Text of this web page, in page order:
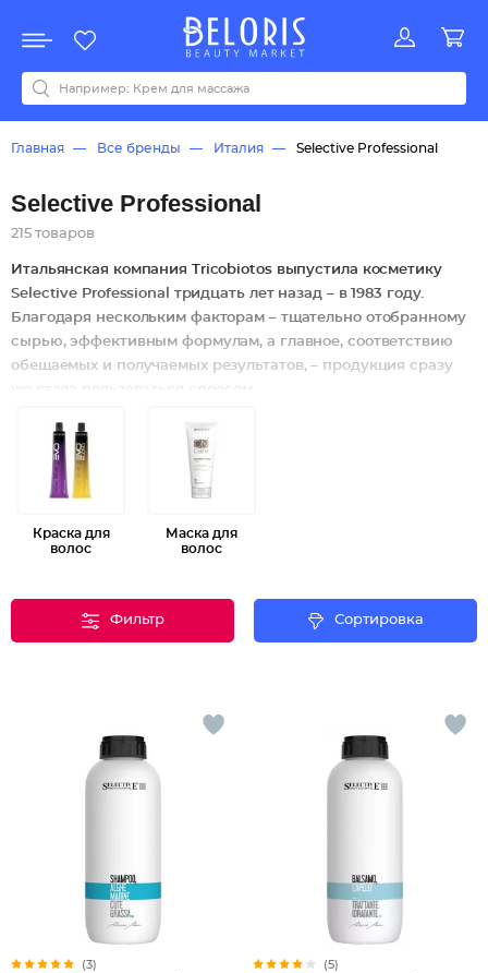
Акции
Все бренды
0-9ABCDEFGHIJKLMNOPQRSTUVWYZАБВДЗИМОКЛНПРСТУФ
Главная Все бренды Италия Selective Professional
Selective Professional
215 товаров
Итальянская компания Tricobiotos выпустила косметику
Selective Professional тридцать лет назад – в 1983 году.
Благодаря нескольким факторам – тщательно отобранному
сырью, эффективным формулам, а главное, соответствию
обещаемых и получаемых результатов, – продукция сразу
распространились и по миру. Так, российский рынок
познакомился с брендом в 1995 году. На данный момент
число стран, в которых можно приобрести эту продукцию,
показатель!
Компания Selective Professional (Селектив) занимается
косметики для салонов и парикмахерских.
Принципиальным отличием косметики от Селектив
Professional представлена огромным выбором ухаживающих
и моделирующих средств, что профилированы по структуре,
цвету и типу волос. Основой продуктов Selective Professional
Краска для
волос
Маска для
волос
Фильтр Сортировка
(3) (5)